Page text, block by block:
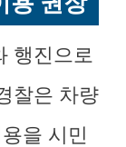
행진으로
찰은 차량
을 시민